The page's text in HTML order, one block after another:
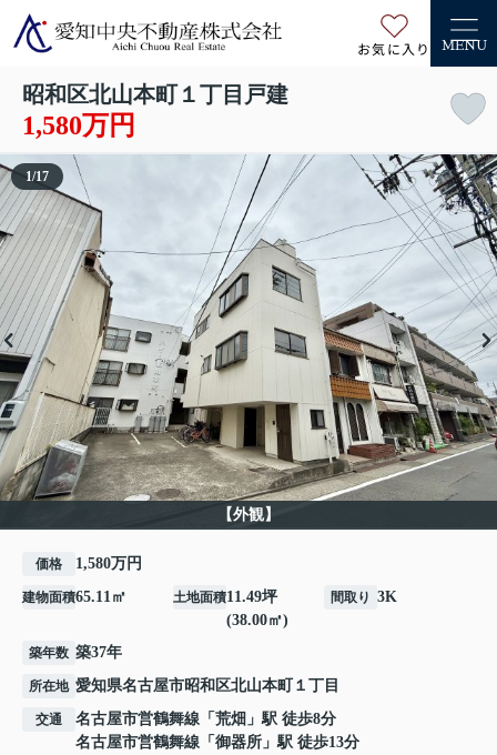
お気に入り MENU
昭和区北山本町１丁目戸建
1,580万円
【外観】
1/17
価格 1,580万円
建物面積65.11㎡ 土地面積11.49坪
(38.00㎡)
間取り 3K
築年数 築37年
所在地 愛知県名古屋市昭和区北山本町 １丁目
交通 名古屋市営鶴舞線 「 荒畑 」駅 徒歩8分
名古屋市営鶴舞線 「 御器所 」駅 徒歩13分